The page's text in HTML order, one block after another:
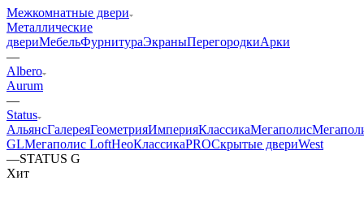
Межкомнатные двери
Металлические
двериМебельФурнитураЭкраныПерегородкиАрки
—
Albero
Aurum
—
Status
АльянсГалереяГеометрияИмперияКлассикаМегаполис
GLМегаполис LoftНеоКлассикаPROСкрытые двериWest
—STATUS G
Хит